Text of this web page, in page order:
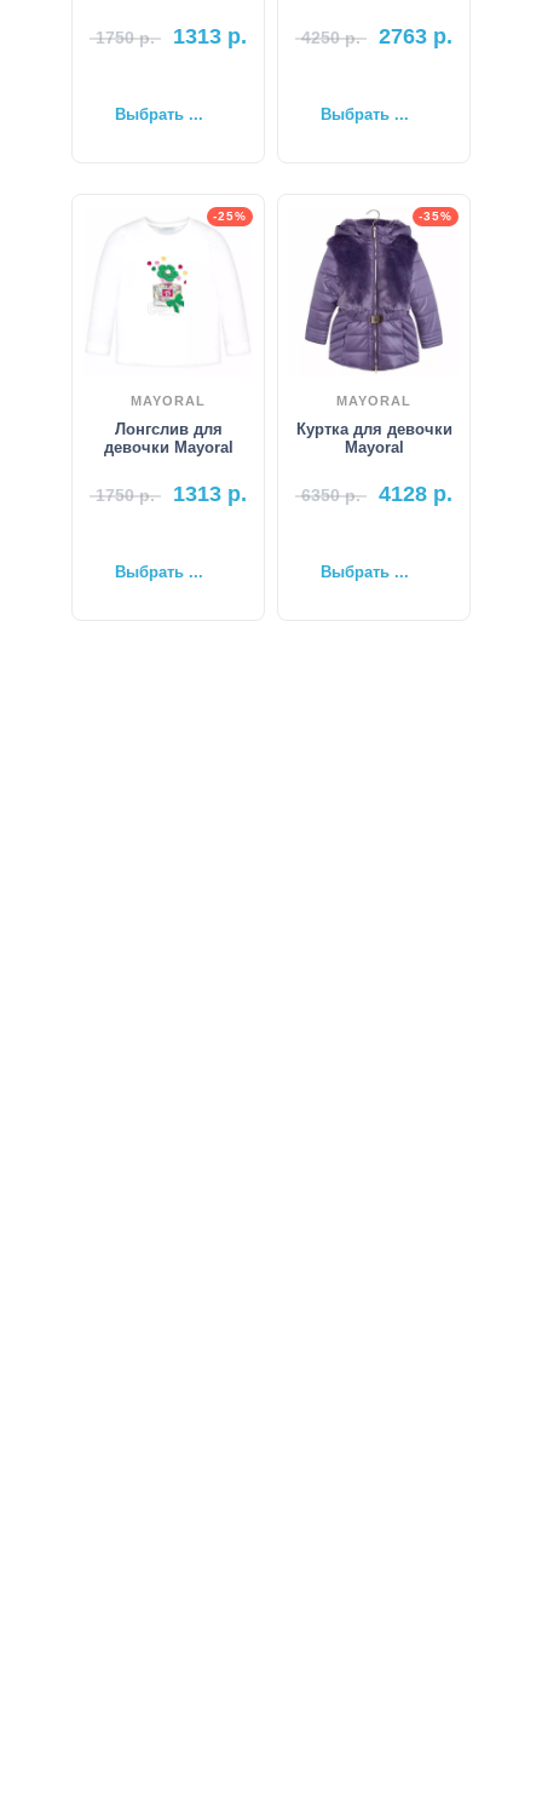
1750р. 1313 р.
Выбрать ...
4250р. 2763 р.
Выбрать ...
-25%
MAYORAL
Лонгслив для
девочки Mayoral
1750р. 1313 р.
Выбрать ...
-35%
MAYORAL
Куртка для девочки
Mayoral
6350р. 4128 р.
Выбрать ...